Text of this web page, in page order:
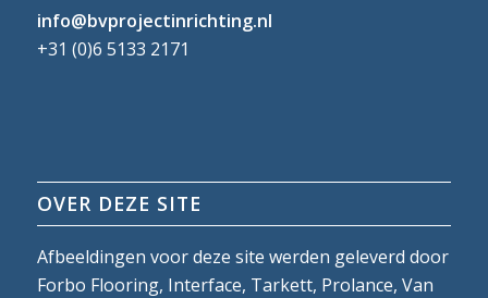
info@bvprojectinrichting.nl
+31 (0)6 5133 2171
OVER DEZE SITE
Afbeeldingen voor deze site werden geleverd door
Forbo Flooring, Interface, Tarkett, Prolance, Van